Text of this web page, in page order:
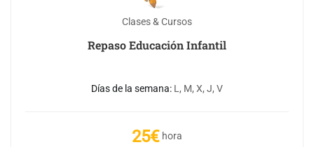
Clases & Cursos
Repaso Educación Infantil
Días de la semana: L, M, X, J, V
25€ hora